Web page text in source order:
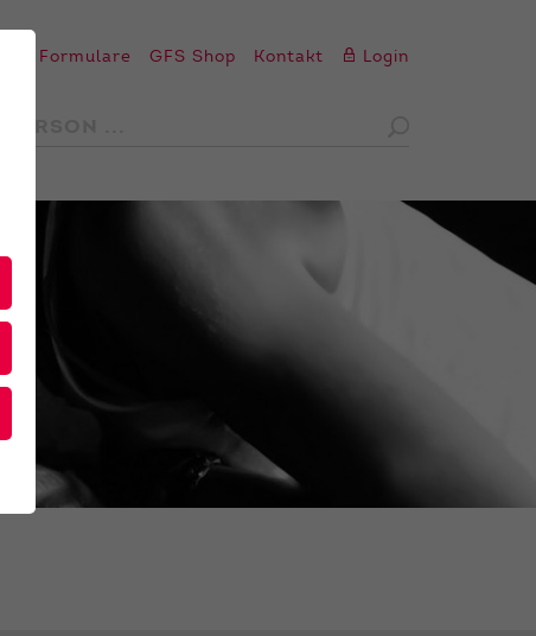
Formulare GFS Shop Kontakt Login